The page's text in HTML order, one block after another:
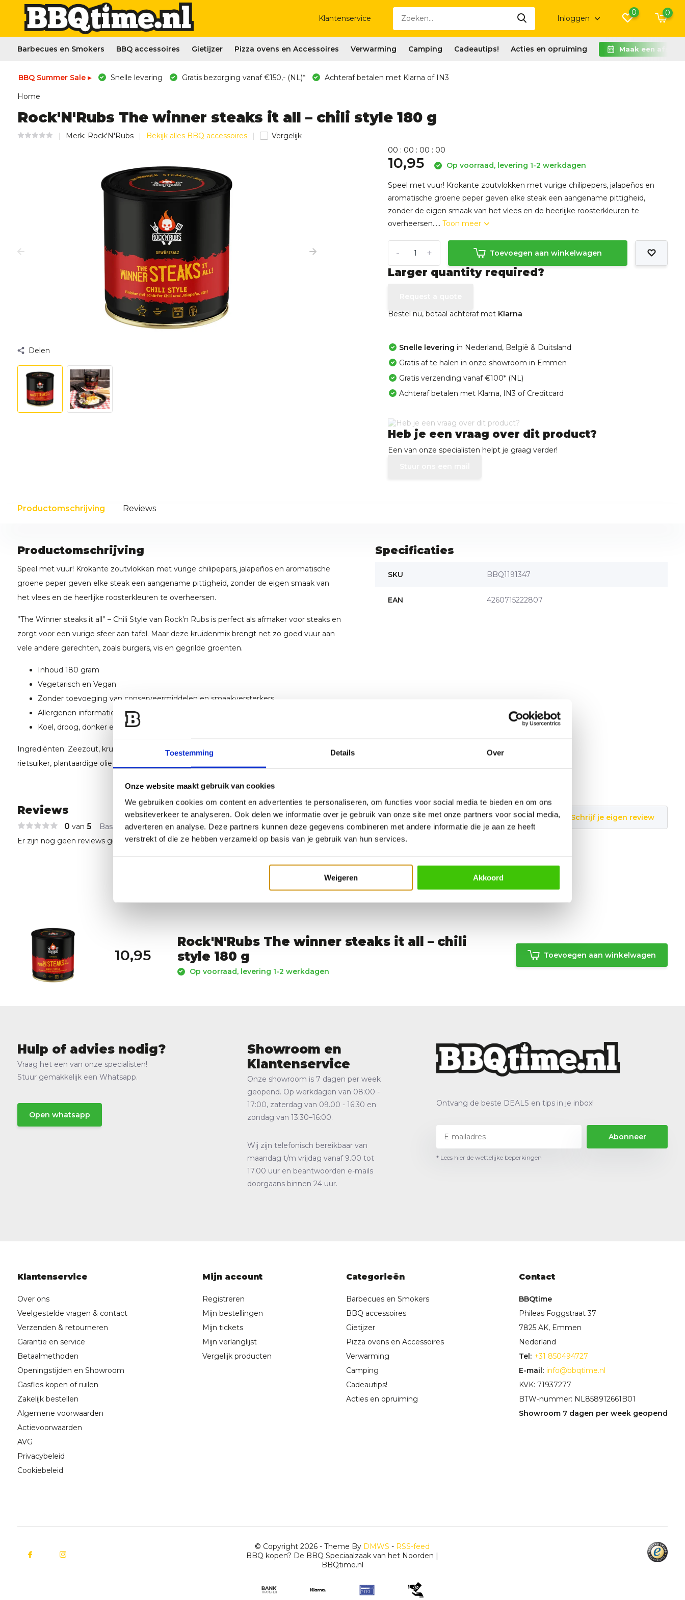
Toestemming Details Over
Onze website maakt gebruik van cookies
We gebruiken cookies om content en advertenties te personaliseren, om functies voor social media te bieden en om ons
websiteverkeer te analyseren. Ook delen we informatie over je gebruik van onze site met onze partners voor social media,
adverteren en analyse. Deze partners kunnen deze gegevens combineren met andere informatie die je aan ze heeft
verstrekt of die ze hebben verzameld op basis van je gebruik van hun services.
Weigeren Akkoord
Klantenservice Inloggen
0 0
Barbecues en Smokers BBQ accessoires Gietijzer Pizza ovens en Accessoires Verwarming Camping Cadeautips! Acties en opruiming Maak een
BBQ Summer Sale ▸ Snelle levering Gratis bezorging vanaf €150,- (NL)* Achteraf betalen met Klarna of IN3
Home
Rock'N'Rubs The winner steaks it all – chili style 180 g
Merk: Rock'N'Rubs Bekijk alles BBQ accessoires Vergelijk
Delen
00 : 00 : 00 : 00
10,95 Op voorraad, levering 1-2 werkdagen
Speel met vuur! Krokante zoutvlokken met vurige chilipepers, jalapeños en
aromatische groene peper geven elke steak een aangename pittigheid,
zonder de eigen smaak van het vlees en de heerlijke roosterkleuren te
overheersen.....Toon meer
+
- Toevoegen aan winkelwagen
Larger quantity required?
Bestel nu, betaal achteraf met Klarna
Snelle levering in Nederland, België & Duitsland
Gratis af te halen in onze showroom in Emmen
Gratis verzending vanaf €100* (NL)
Achteraf betalen met Klarna, IN3 of Creditcard
Heb je een vraag over dit product?
Een van onze specialisten helpt je graag verder!
Productomschrijving Reviews
Productomschrijving
Speel met vuur! Krokante zoutvlokken met vurige chilipepers, jalapeños en aromatische
groene peper geven elke steak een aangename pittigheid, zonder de eigen smaak van
het vlees en de heerlijke roosterkleuren te overheersen.
”The Winner steaks it all” – Chili Style van Rock’n Rubs is perfect als afmaker voor steaks en
zorgt voor een vurige sfeer aan tafel. Maar deze kruidenmix brengt net zo goed vuur aan
vele andere gerechten, zoals burgers, vis en gegrilde groenten.
Inhoud 180 gram
Vegetarisch en Vegan
Zonder toevoeging van conserveermiddelen en smaakversterkers
Allergenen informatie: mosterd
Koel, droog, donker en afgesloten
Ingrediënten: Zeezout, kruiden (chili, jalapeñogranulaat, groene peper grof gemalen),
rietsuiker, plantaardige olie (raapzaad, < 1% productiegerelateerd hulpstof).
Specificaties
SKU BBQ1191347
EAN 4260715222807
Reviews
0 van 5 Based on 0 reviews
Schrijf je eigen review
Er zijn nog geen reviews geschreven over dit product..
10,95
Rock'N'Rubs The winner steaks it all – chili
style 180 g
Op voorraad, levering 1-2 werkdagen
Toevoegen aan winkelwagen
Hulp of advies nodig?
Vraag het een van onze specialisten!
Stuur gemakkelijk een Whatsapp.
Open whatsapp
Showroom en
Klantenservice
Onze showroom is 7 dagen per week
geopend. Op werkdagen van 08:00 -
17:00, zaterdag van 09.00 - 16:30 en
zondag van 13:30–16:00.
Wij zijn telefonisch bereikbaar van
maandag t/m vrijdag vanaf 9.00 tot
17.00 uur en beantwoorden e-mails
doorgaans binnen 24 uur.
Ontvang de beste DEALS en tips in je inbox!
Abonneer
* Lees hier de wettelijke beperkingen
Klantenservice
Over ons
Veelgestelde vragen & contact
Verzenden & retourneren
Garantie en service
Betaalmethoden
Openingstijden en Showroom
Gasfles kopen of ruilen
Zakelijk bestellen
Algemene voorwaarden
Actievoorwaarden
AVG
Privacybeleid
Cookiebeleid
Mijn account
Registreren
Mijn bestellingen
Mijn tickets
Mijn verlanglijst
Vergelijk producten
Categorieën
Barbecues en Smokers
BBQ accessoires
Gietijzer
Pizza ovens en Accessoires
Verwarming
Camping
Cadeautips!
Acties en opruiming
Contact
BBQtime
Phileas Foggstraat 37
7825 AK, Emmen
Nederland
Tel: +31 850494727
E-mail: info@bbqtime.nl
KVK: 71937277
BTW-nummer: NL858912661B01
Showroom 7 dagen per week geopend
© Copyright 2026 - Theme By DMWS - RSS-feed
BBQ kopen? De BBQ Speciaalzaak van het Noorden |
BBQtime.nl